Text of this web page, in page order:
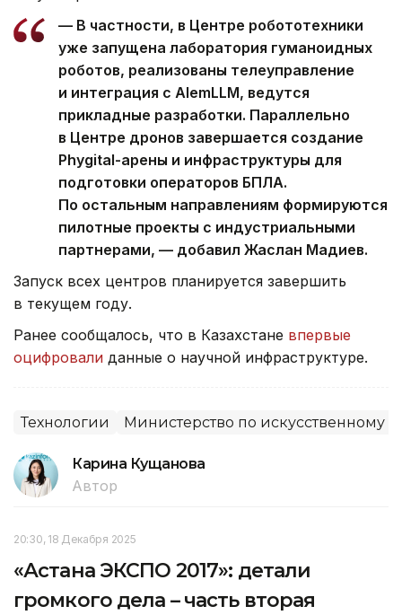
— В частности, в Центре робототехники
уже запущена лаборатория гуманоидных
роботов, реализованы телеуправление
и интеграция с AlemLLM, ведутся
прикладные разработки. Параллельно
в Центре дронов завершается создание
Phygital-арены и инфраструктуры для
подготовки операторов БПЛА.
По остальным направлениям формируются
пилотные проекты с индустриальными
партнерами, — добавил Жаслан Мадиев.
Запуск всех центров планируется завершить
в текущем году.
Ранее сообщалось, что в Казахстане впервые
оцифровали данные о научной инфраструктуре.
Технологии Министерство по искусственному
Карина Кущанова
Автор
20:30, 18 Декабря 2025
«Астана ЭКСПО 2017»: детали
громкого дела – часть вторая